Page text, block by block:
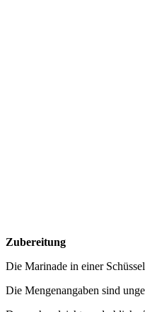
Zubereitung
Die Marinade in einer
Die Mengenangaben sind